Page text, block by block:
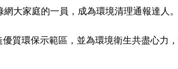
大家庭的一員，成為環境清理通報達人。
質環保示範區，並為環境衛生共盡心力